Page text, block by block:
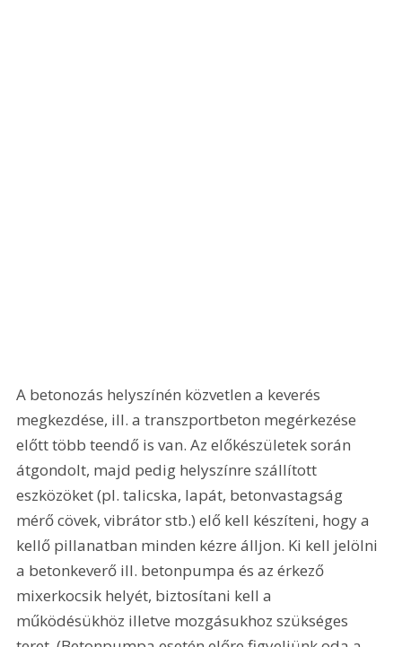
A betonozás helyszínén közvetlen a keverés
megkezdése, ill. a transzportbeton megérkezése
előtt több teendő is van. Az előkészületek során
átgondolt, majd pedig helyszínre szállított
eszközöket (pl. talicska, lapát, betonvastagság
mérő cövek, vibrátor stb.) elő kell készíteni, hogy a
kellő pillanatban minden kézre álljon. Ki kell jelölni
a betonkeverő ill. betonpumpa és az érkező
mixerkocsik helyét, biztosítani kell a
működésükhöz illetve mozgásukhoz szükséges